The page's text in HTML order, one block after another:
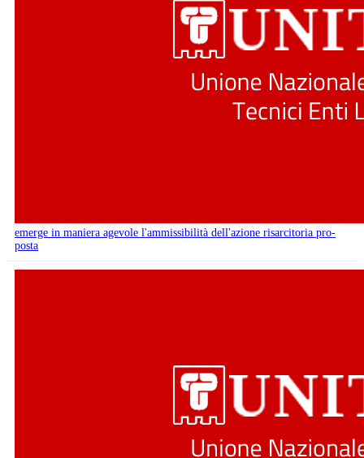
emerge in maniera agevole l'ammissibilità dell'azione risarcitoria pro-
posta